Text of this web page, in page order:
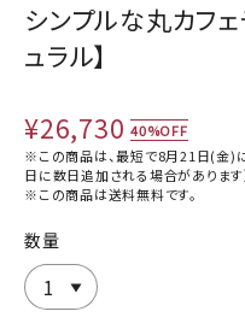
シンプルな丸カフ
ュラル】
¥26,730 40%OFF
※この商品は、最短で8月21日(金)
日に数日追加される場合があります
※この商品は送料無料です。
数量